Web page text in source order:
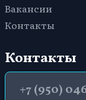
Вакансии
Контакты
Контакты
+7 (950)